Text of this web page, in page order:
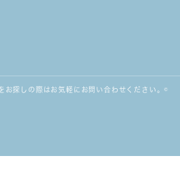
お探しの際はお気軽にお問い合わせください。©